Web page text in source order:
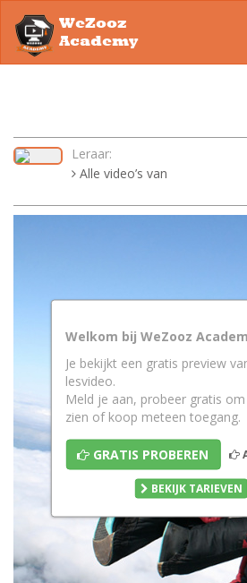
WeZooz
Academy
Leraar:
Alle video’s van
Welkom bij WeZooz
Je bekijkt een gratis preview
lesvideo.
Meld je aan, probeer gratis
zien of koop meteen toegang.
GRATIS PROBEREN
BEKIJK TARIEVEN